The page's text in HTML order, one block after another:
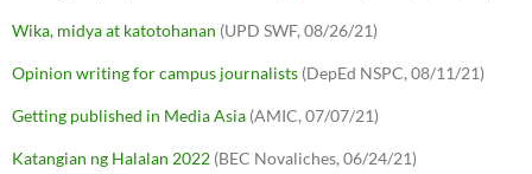
Wika, midya at katotohanan (UPD SWF, 08/26/21)
Opinion writing for campus journalists (DepEd NSPC, 08/11/21)
Getting published in Media Asia (AMIC, 07/07/21)
Katangian ng Halalan 2022 (BEC Novaliches, 06/24/21)